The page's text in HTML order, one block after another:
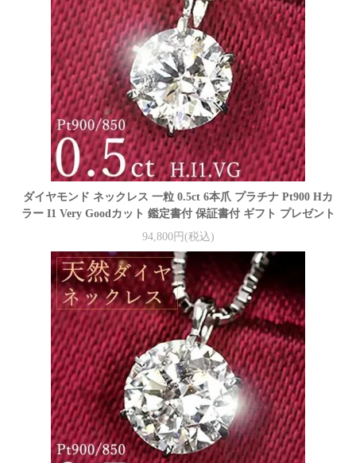
ダイヤモンド ネックレス 一粒 0.5ct 6本爪 プラチナ Pt900 Hカ
ラー I1 Very Goodカット 鑑定書付 保証書付 ギフト プレゼント
94,800円(税込)